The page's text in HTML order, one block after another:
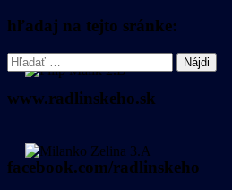
hľadaj na tejto sránke:
Hľadať:
www.radlinskeho.sk
facebook.com/radlinskeho